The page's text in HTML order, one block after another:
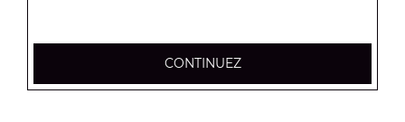
Nos Tex Mex
CONTINUEZ